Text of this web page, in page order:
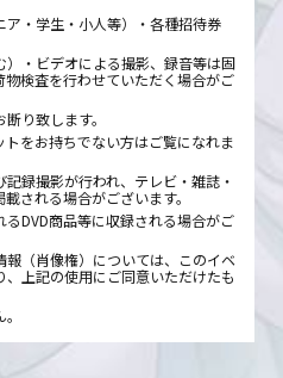
・学生・小人等）・各種招待券
・ビデオによる撮影、録音等は固
物検査を行わせていただく場合がご
り致します。
をお持ちでない方はご覧になれま
録撮影が行われ、テレビ・雑誌・
される場合がございます。
DVD商品等に収録される場合がご
（肖像権）については、このイベ
上記の使用にご同意いただけたも